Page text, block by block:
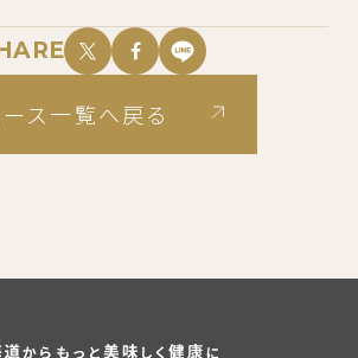
ス一覧へ戻る